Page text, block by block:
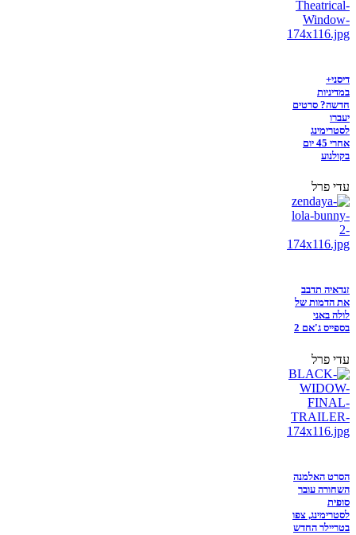
דיסני+
במדיניות
חדשה? סרטים
יעברו
לסטרימינג
אחרי 45 יום
בקולנוע
עדי פרל
זנדאיה תדבב
את הדמות של
לולה באני
בספייס ג'אם 2
עדי פרל
הסרט האלמנה
השחורה עובר
סופית
לסטרימינג, צפו
בטריילר החדש